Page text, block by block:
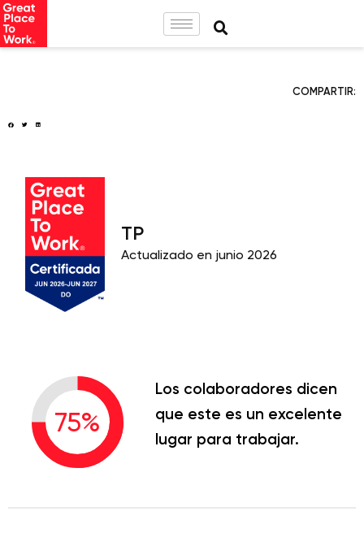
COMPARTIR:
TP
Actualizado en junio 2026
75%
Los colaboradores dicen
que este es un excelente
lugar para trabajar.